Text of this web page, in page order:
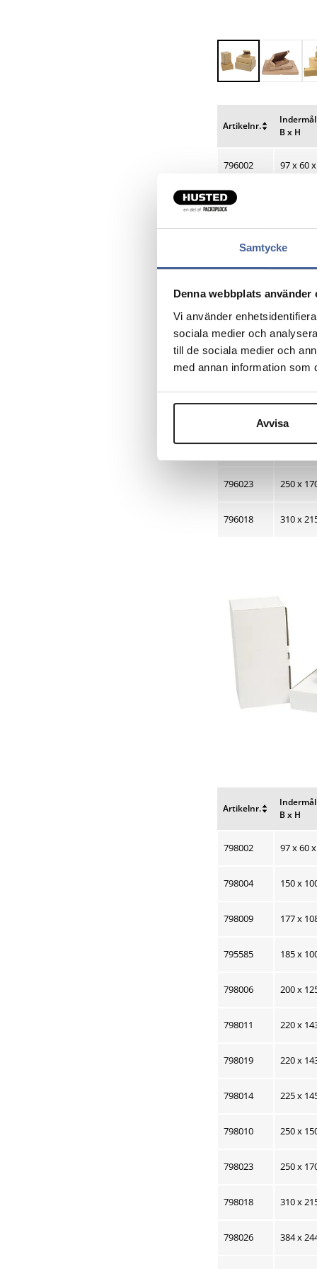
Samtycke
Denna webbplats använder
Vi använder
sociala medier och
till de sociala medier och
med annan information som
Avvisa
Artikelnr.
sortering
B x H
796002 97 x 60
796004
796585 185 x
220 x
796010 250 x
796023 250 x
796018 310 x
Artikelnr.
sortering
B x H
798002 97 x 60
798004 150 x
798009 177 x
795585 185 x
798006 200 x
798011 220 x
798019 220 x
798014 225 x
798010 250 x
798023 250 x
798018 310 x
798026 384 x